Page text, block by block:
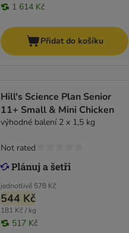
1 614 Kč
Přidat do košíku
Hill's Science Plan Senior
11+ Small & Mini Chicken
výhodné balení 2 x 1,5 kg
jednotlivě 578 Kč
544 Kč
181 Kč / kg
517 Kč
Not rated